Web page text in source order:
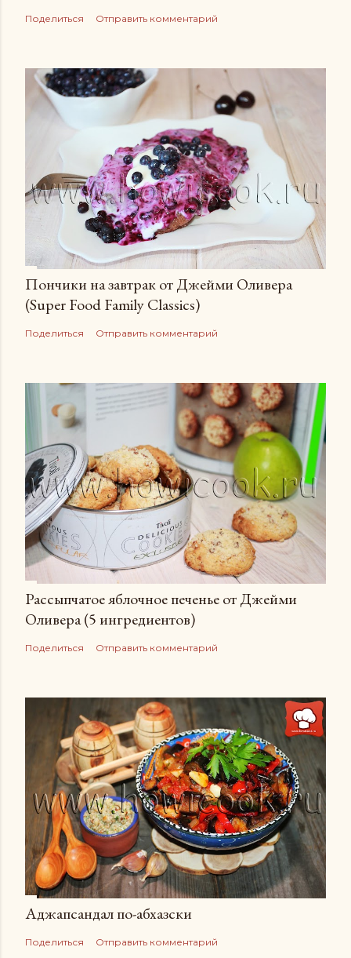
Поделиться Отправить комментарий
Пончики на завтрак от Джейми Оливера
(Super Food Family Сlassics)
Поделиться Отправить комментарий
Рассыпчатое яблочное печенье от Джейми
Оливера (5 ингредиентов)
Поделиться Отправить комментарий
Аджапсандал по-абхазски
Поделиться Отправить комментарий